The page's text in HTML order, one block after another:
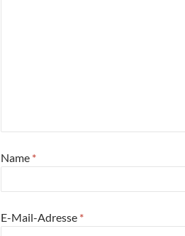
Name *
E-Mail-Adresse *